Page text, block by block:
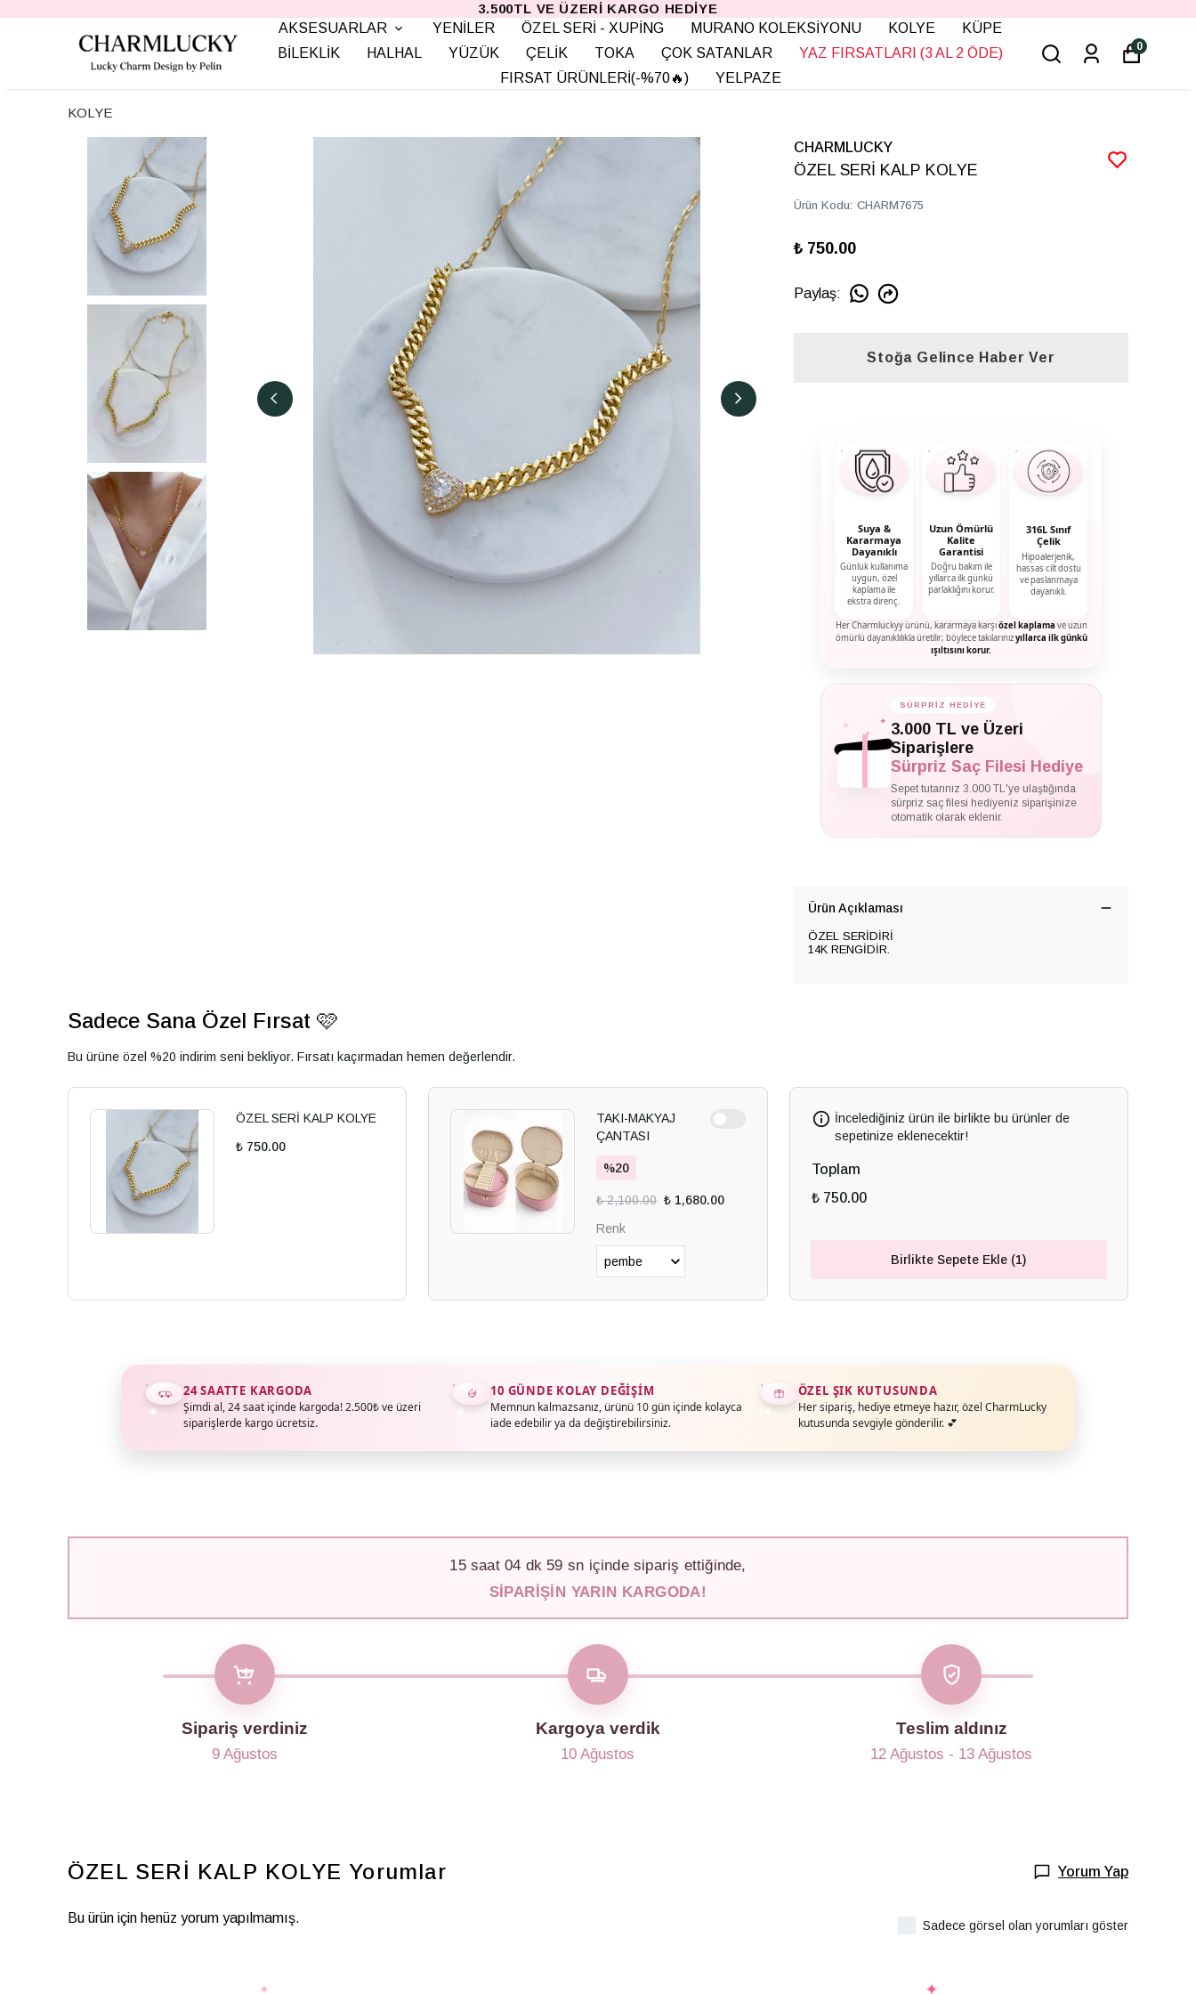
3.500TL VE ÜZERI KARGO HEDIYE
AKSESUARLAR
YENİLER ÖZEL SERİ - XUPİNG MURANO KOLEKSİYONU KOLYE
KÜPE
BİLEKLİK
HALHAL YÜZÜK ÇELİK TOKA ÇOK SATANLAR
YAZ FIRSATLARI (3 AL 2 ÖDE)
FIRSAT ÜRÜNLERİ(-%70🔥)
YELPAZE
0
KOLYE
CHARMLUCKY
ÖZEL SERİ KALP KOLYE
Ürün Kodu: CHARM7675
₺ 750.00
Paylaş:
Stoğa Gelince Haber Ver
Suya &
Kararmaya
Dayanıklı
Günlük kullanıma
uygun, özel
kaplama ile
ekstra direnç.
Uzun Ömürlü
Kalite
Garantisi
Doğru bakım ile
yıllarca ilk günkü
parlaklığını korur.
316L Sınıf
Çelik
Hipoalerjenik,
hassas cilt dostu
ve paslanmaya
dayanıklı.
Her Charmluckyy ürünü, kararmaya karşıözel kaplama ve uzun
ömürlü dayanıklılıkla üretilir; böylece takılarınızyıllarca ilk günkü
ışıltısını korur.
✦
SÜRPRİZ HEDİYE
3.000 TL ve Üzeri
Siparişlere
Sürpriz Saç Filesi Hediye
Sepet tutarınız 3.000 TL'ye ulaştığında
sürpriz saç filesi hediyeniz siparişinize
otomatik olarak eklenir.
Ürün Açıklaması
ÖZEL SERİDİRİ
14K RENGİDİR.
Sadece Sana Özel Fırsat 🩷
Bu ürüne özel %20 indirim seni bekliyor. Fırsatı kaçırmadan hemen değerlendir.
ÖZEL SERİ KALP KOLYE
₺ 750.00
TAKI-MAKYAJ
ÇANTASI
%20
₺ 2,100.00 ₺ 1,680.00
Renk
İncelediğiniz ürün ile birlikte bu ürünler de
sepetinize eklenecektir!
Toplam
₺ 750.00
Birlikte Sepete Ekle (1)
24 SAATTE KARGODA
Şimdi al, 24 saat içinde kargoda! 2.500₺ ve üzeri
siparişlerde kargo ücretsiz.
10 GÜNDE KOLAY DEĞIŞIM
Memnun kalmazsanız, ürünü 10 gün içinde kolayca
iade edebilir ya da değiştirebilirsiniz.
ÖZEL ŞIK KUTUSUNDA
Her sipariş, hediye etmeye hazır, özel CharmLucky
kutusunda sevgiyle gönderilir. 💕
15saat04 dk 56 sn içinde sipariş ettiğinde,
SIPARIŞIN YARIN KARGODA!
Sipariş verdiniz
9 Ağustos
Kargoya verdik
10 Ağustos
Teslim aldınız
12 Ağustos - 13 Ağustos
ÖZEL SERİ KALP KOLYE Yorumlar Yorum Yap
Bu ürün için henüz yorum yapılmamış. Sadece görsel olan yorumları göster